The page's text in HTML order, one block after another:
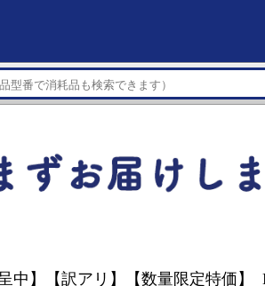
中】【訳アリ】【数量限定特価】